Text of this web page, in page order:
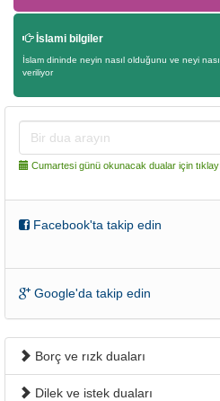
İslami bilgiler
İslam dininde neyin nasıl olduğunu ve neyi
veriliyor
Cumartesi günü okunacak dualar için
Facebook'ta takip edin
Google'da takip edin
Borç ve rızk duaları
Dilek ve istek duaları